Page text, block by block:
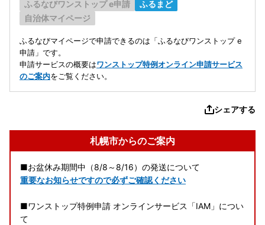
ふるなびワンストップ e申請
ふるまど
自治体マイページ
ふるなびマイページで申請できるのは「ふるなびワンストップ e
申請」です。
申請サービスの概要はワンストップ特例オンライン申請サービス
のご案内をご覧ください。
シェアする
札幌市からのご案内
■お盆休み期間中（8/8～8/16）の発送について
重要なお知らせですので必ずご確認ください
■ワンストップ特例申請 オンラインサービス「IAM」につい
て